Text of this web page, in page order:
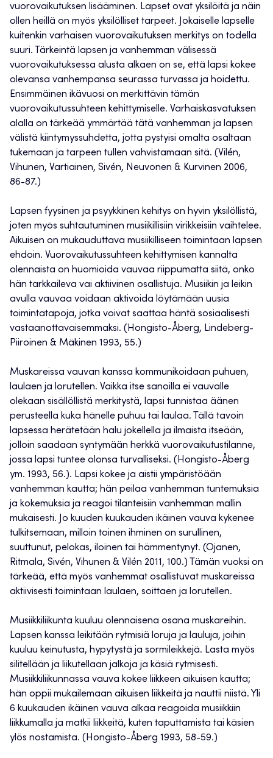
vuorovaikutuksen lisääminen. Lapset ovat yksilöitä ja näin
ollen heillä on myös yksilölliset tarpeet. Jokaiselle lapselle
kuitenkin varhaisen vuorovaikutuksen merkitys on todella
suuri. Tärkeintä lapsen ja vanhemman välisessä
vuorovaikutuksessa alusta alkaen on se, että lapsi kokee
olevansa vanhempansa seurassa turvassa ja hoidettu.
Ensimmäinen ikävuosi on merkittävin tämän
vuorovaikutussuhteen kehittymiselle. Varhaiskasvatuksen
alalla on tärkeää ymmärtää tätä vanhemman ja lapsen
välistä kiintymyssuhdetta, jotta pystyisi omalta osaltaan
tukemaan ja tarpeen tullen vahvistamaan sitä. (Vilén,
Vihunen, Vartiainen, Sivén, Neuvonen & Kurvinen 2006,
86-87.)
Lapsen fyysinen ja psyykkinen kehitys on hyvin yksilöllistä,
joten myös suhtautuminen musiikillisiin virikkeisiin vaihtelee.
Aikuisen on mukauduttava musiikilliseen toimintaan lapsen
ehdoin. Vuorovaikutussuhteen kehittymisen kannalta
olennaista on huomioida vauvaa riippumatta siitä, onko
hän tarkkaileva vai aktiivinen osallistuja. Musiikin ja leikin
avulla vauvaa voidaan aktivoida löytämään uusia
toimintatapoja, jotka voivat saattaa häntä sosiaalisesti
vastaanottavaisemmaksi. (Hongisto-Åberg, Lindeberg-
Piiroinen & Mäkinen 1993, 55.)
Muskareissa vauvan kanssa kommunikoidaan puhuen,
laulaen ja lorutellen. Vaikka itse sanoilla ei vauvalle
olekaan sisällöllistä merkitystä, lapsi tunnistaa äänen
perusteella kuka hänelle puhuu tai laulaa. Tällä tavoin
lapsessa herätetään halu jokellella ja ilmaista itseään,
jolloin saadaan syntymään herkkä vuorovaikutustilanne,
jossa lapsi tuntee olonsa turvalliseksi. (Hongisto-Åberg
ym. 1993, 56.). Lapsi kokee ja aistii ympäristöään
vanhemman kautta; hän peilaa vanhemman tuntemuksia
ja kokemuksia ja reagoi tilanteisiin vanhemman mallin
mukaisesti. Jo kuuden kuukauden ikäinen vauva kykenee
tulkitsemaan, milloin toinen ihminen on surullinen,
suuttunut, pelokas, iloinen tai hämmentynyt. (Ojanen,
Ritmala, Sivén, Vihunen & Vilén 2011, 100.) Tämän vuoksi on
tärkeää, että myös vanhemmat osallistuvat muskareissa
aktiivisesti toimintaan laulaen, soittaen ja lorutellen.
Musiikkiliikunta kuuluu olennaisena osana muskareihin.
Lapsen kanssa leikitään rytmisiä loruja ja lauluja, joihin
kuuluu keinutusta, hypytystä ja sormileikkejä. Lasta myös
silitellään ja liikutellaan jalkoja ja käsiä rytmisesti.
Musiikkiliikunnassa vauva kokee liikkeen aikuisen kautta;
hän oppii mukailemaan aikuisen liikkeitä ja nauttii niistä. Yli
6 kuukauden ikäinen vauva alkaa reagoida musiikkiin
liikkumalla ja matkii liikkeitä, kuten taputtamista tai käsien
ylös nostamista. (Hongisto-Åberg 1993, 58-59.)